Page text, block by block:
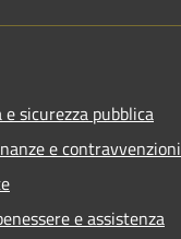
e sicurezza pubblica
e contravvenzioni
e assistenza